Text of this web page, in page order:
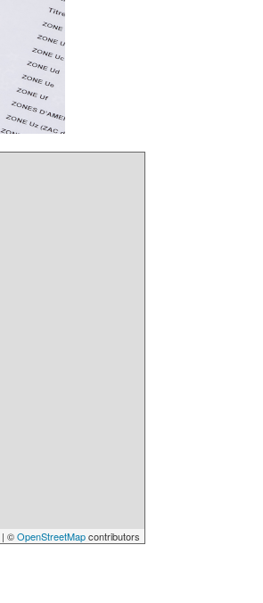
| ©OpenStreetMapcontributors